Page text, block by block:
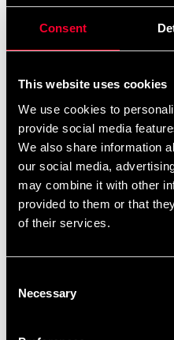
Consent
This website uses cookies
We use cookies to
provide social media
We also share information
our social media,
may combine it with other
provided to them or that
of their services.
Selection
Necessary
Select a store that has the product
365 SEK
Excl. TAX: 292.00 SEK
Quantity
remove add
omklädningsrummet fram